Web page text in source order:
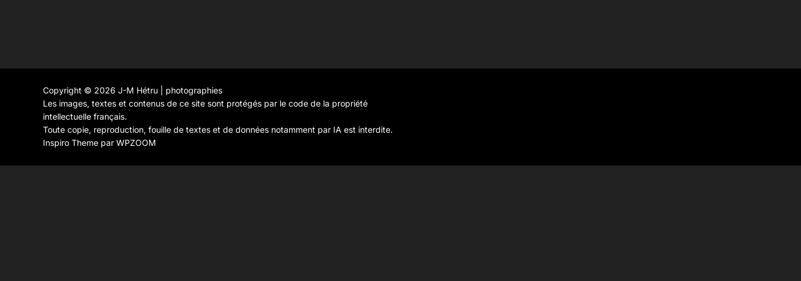
Copyright © 2026 J-M Hétru | photographies
Les images, textes et contenus de ce site sont protégés par le code de la propriété
intellectuelle français.
Toute copie, reproduction, fouille de textes et de données notamment par IA est interdite.
Inspiro Theme par WPZOOM